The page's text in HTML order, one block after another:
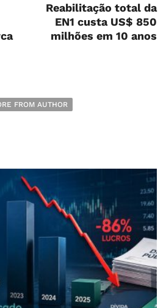
Reabilitação total da
EN1 custa US$ 850
milhões em 10 anos
FROM AUTHOR